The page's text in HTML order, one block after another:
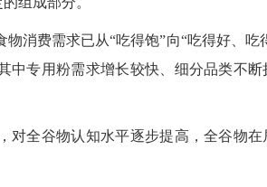
费需求已从“吃得饱”向“吃得好、吃
中专用粉需求增长较快、细分品类不
全谷物认知水平逐步提高，全谷物在